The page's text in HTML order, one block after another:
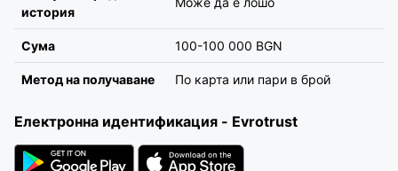
история
Сума 100-100 000 BGN
Метод на получаване По карта или пари в брой
Електронна идентификация - Evrotrust